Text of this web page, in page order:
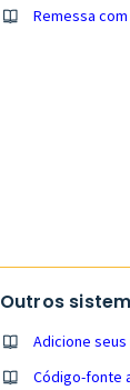
Remessa
Outros
Código-fonte